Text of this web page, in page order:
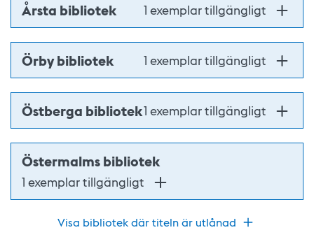
Årsta bibliotek 1 exemplar tillgängligt
Örby bibliotek 1 exemplar tillgängligt
Östberga bibliotek1 exemplar tillgängligt
Östermalms bibliotek
1 exemplar tillgängligt
Visa bibliotek där titeln är utlånad